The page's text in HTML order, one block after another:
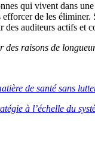
qui vivent dans
de les
auditeurs actifs et
raisons de
de santé sans
à l’échelle du